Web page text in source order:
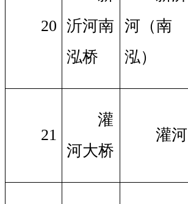
20 沂河南
泓桥
河（南
泓）
21
灌
河大桥
灌河